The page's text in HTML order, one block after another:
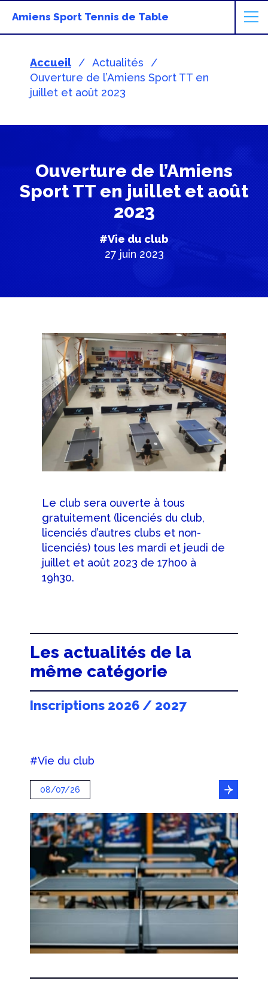
Amiens Sport Tennis de Table
Accueil
Actualités
Ouverture de l’Amiens Sport TT en
juillet et août 2023
Ouverture de l’Amiens
Sport TT en juillet et août
2023
#Vie du club
27 juin 2023
Le club sera ouverte à tous
gratuitement (licenciés du club,
licenciés d’autres clubs et non-
licenciés) tous les mardi et jeudi de
juillet et août 2023 de 17h00 à
19h30.
Les actualités de la
même catégorie
Inscriptions 2026 / 2027
#Vie du club
08/07/26